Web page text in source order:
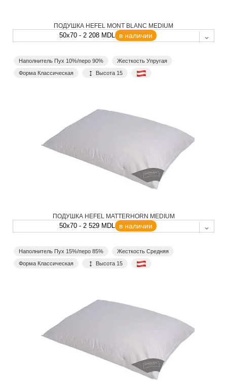
ПОДУШКА HEFEL MONT BLANC MEDIUM
50x70 - 2 208 MDL в наличии
Наполнитель Пух 10%/перо 90%
Жесткость Упругая
Форма Классическая
Высота 15
ПОДУШКА HEFEL MATTERHORN MEDIUM
50x70 - 2 529 MDL в наличии
Наполнитель Пух 15%/перо 85%
Жесткость Средняя
Форма Классическая
Высота 15